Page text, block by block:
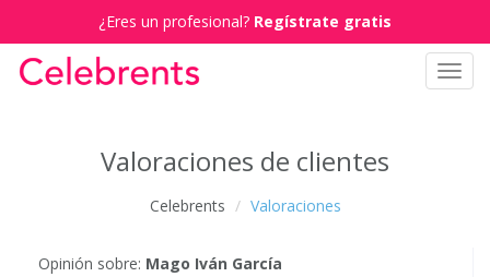
¿Eres un profesional? Regístrate gratis
Valoraciones de clientes
Celebrents Valoraciones
Opinión sobre: Mago Iván García